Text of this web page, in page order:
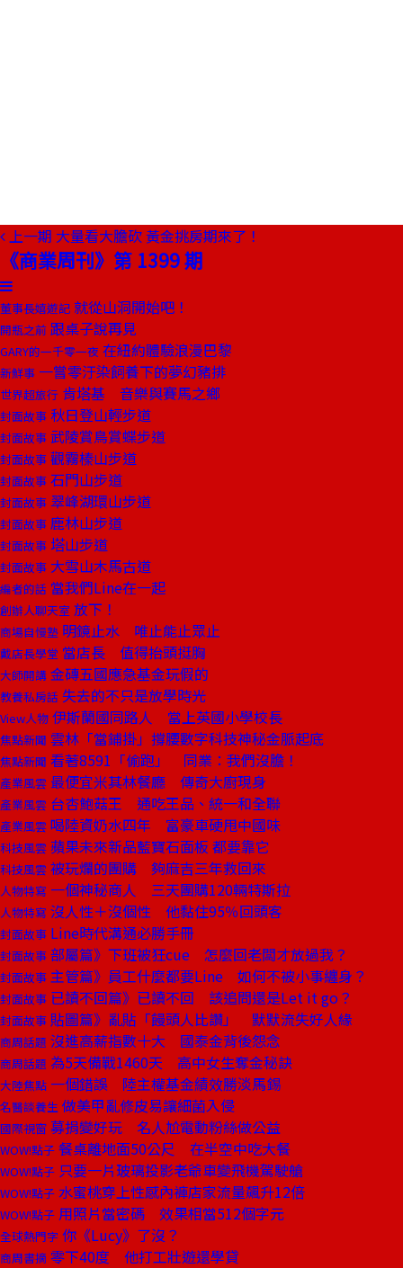
上一期 大量看大膽砍 黃金挑房期來了！
《商業周刊》第 1399 期
董事長嬉遊記 就從山洞開始吧！
開瓶之前 跟桌子說再見
GARY的一千零一夜 在紐約體驗浪漫巴黎
新鮮事 一嘗零汙染飼養下的夢幻豬排
世界超旅行 肯塔基 音樂與賽馬之鄉
封面故事 秋日登山輕步道
封面故事 武陵賞鳥賞蝶步道
封面故事 觀霧榛山步道
封面故事 石門山步道
封面故事 翠峰湖環山步道
封面故事 鹿林山步道
封面故事 塔山步道
封面故事 大雪山木馬古道
編者的話 當我們Line在一起
創辦人聊天室 放下！
商場自慢塾 明鏡止水 唯止能止眾止
戴店長學堂 當店長 值得抬頭挺胸
大師開講 金磚五國應急基金玩假的
教養私房話 失去的不只是放學時光
View人物 伊斯蘭國同路人 當上英國小學校長
焦點新聞 雲林「當鋪掛」撐腰數字科技神秘金脈起底
焦點新聞 看著8591「偷跑」 同業：我們沒膽！
產業風雲 最便宜米其林餐廳 傳奇大廚現身
產業風雲 台杏鮑菇王 通吃王品、統一和全聯
產業風雲 喝陸資奶水四年 富豪車硬甩中國味
科技風雲 蘋果未來新品藍寶石面板 都要靠它
科技風雲 被玩爛的團購 夠麻吉三年救回來
人物特寫 一個神秘商人 三天團購120輛特斯拉
人物特寫 沒人性＋沒個性 他黏住95％回頭客
封面故事 Line時代溝通必勝手冊
封面故事 部屬篇》下班被狂cue 怎麼回老闆才放過我？
封面故事 主管篇》員工什麼都要Line 如何不被小事纏身？
封面故事 已讀不回篇》已讀不回 該追問還是Let it go？
封面故事 貼圖篇》亂貼「饅頭人比讚」 默默流失好人緣
商周話題 沒進高薪指數十大 國泰金背後怨念
商周話題 為5天備戰1460天 高中女生奪金秘訣
大陸焦點 一個錯誤 陸主權基金績效勝淡馬錫
名醫談養生 做美甲亂修皮易讓細菌入侵
國際視窗 募捐變好玩 名人尬電動粉絲做公益
WOW!點子 餐桌離地面50公尺 在半空中吃大餐
WOW!點子 只要一片玻璃投影老爺車變飛機駕駛艙
WOW!點子 水蜜桃穿上性感內褲店家流量飆升12倍
WOW!點子 用照片當密碼 效果相當512個字元
全球熱門字 你《Lucy》了沒？
商周書摘 零下40度 他打工壯遊還學貸